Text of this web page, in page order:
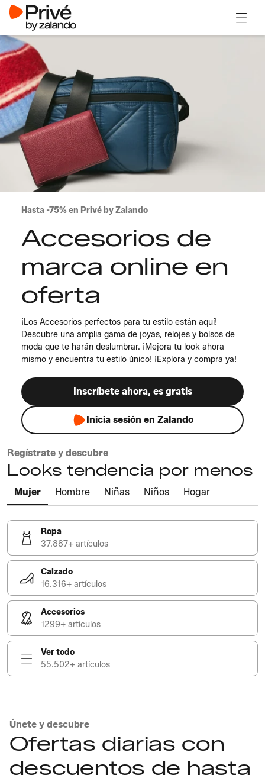
Hasta -75% en Privé by Zalando
Accesorios de
marca online en
oferta
¡Los Accesorios perfectos para tu estilo están aquí!
Descubre una amplia gama de joyas, relojes y bolsos de
moda que te harán deslumbrar. ¡Mejora tu look ahora
mismo y encuentra tu estilo único! ¡Explora y compra ya!
Inscríbete ahora, es gratis
Inicia sesión en Zalando
Regístrate y descubre
Looks tendencia por menos
Mujer Hombre Niñas Niños Hogar
Ropa
37.887+ artículos
Calzado
16.316+ artículos
Accesorios
1299+ artículos
Ver todo
55.502+ artículos
Únete y descubre
Ofertas diarias con
descuentos de hasta